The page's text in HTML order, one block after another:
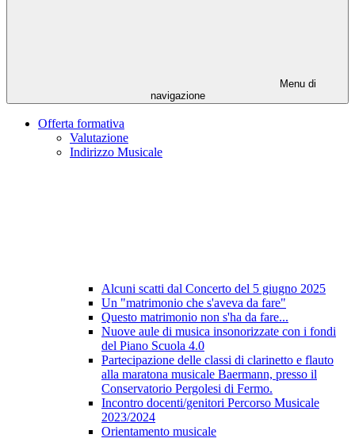
Menu di
navigazione
Offerta formativa
Valutazione
Indirizzo Musicale
Alcuni scatti dal Concerto del 5 giugno 2025
Un "matrimonio che s'aveva da fare"
Questo matrimonio non s'ha da fare...
Nuove aule di musica insonorizzate con i fondi
del Piano Scuola 4.0
Partecipazione delle classi di clarinetto e flauto
alla maratona musicale Baermann, presso il
Conservatorio Pergolesi di Fermo.
Incontro docenti/genitori Percorso Musicale
2023/2024
Orientamento musicale